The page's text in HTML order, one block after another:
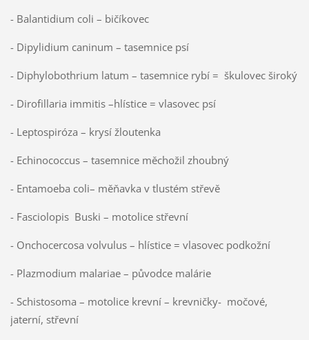
- Balantidium coli – bičíkovec
- Dipylidium caninum – tasemnice psí
- Diphylobothrium latum – tasemnice rybí = škulovec široký
- Dirofillaria immitis –hlístice = vlasovec psí
- Leptospiróza – krysí žloutenka
- Echinococcus – tasemnice měchožil zhoubný
- Entamoeba coli– měňavka v tlustém střevě
- Fasciolopis Buski – motolice střevní
- Onchocercosa volvulus – hlístice = vlasovec podkožní
- Plazmodium malariae – původce malárie
- Schistosoma – motolice krevní – krevničky- močové,
jaterní, střevní